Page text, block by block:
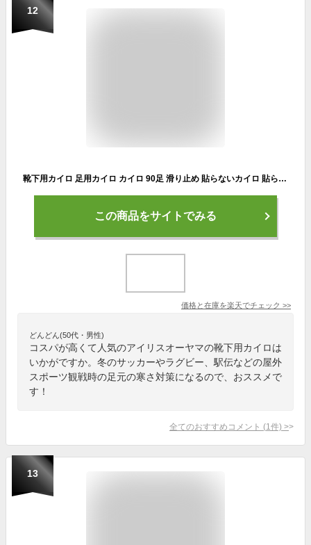
12
靴下用カイロ 足用カイロ カイロ 90足 滑り止め 貼らないカイロ 貼らない 使い捨てカイロ 靴下カイロ くつ下用 白 まとめ買い 使い捨て レジャー お出かけ 屋外 防寒 防災 備蓄 アイリスオーヤマ ぽかぽか家族 *
この商品をサイトでみる
価格と在庫を楽天でチェック >>
どんどん(50代・男性)
コスパが高くて人気のアイリスオーヤマの靴下用カイロは
いかがですか。冬のサッカーやラグビー、駅伝などの屋外
スポーツ観戦時の足元の寒さ対策になるので、おススメで
す！
全てのおすすめコメント (1 件) >
13